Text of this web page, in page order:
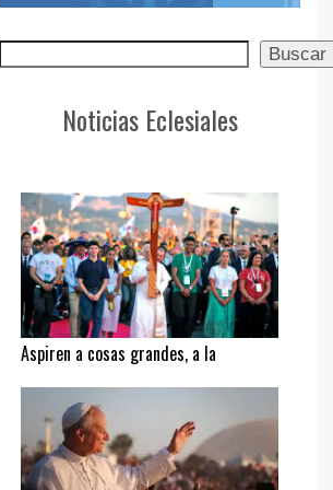
Buscar Buscar
Noticias Eclesiales
Aspiren a cosas grandes, a la